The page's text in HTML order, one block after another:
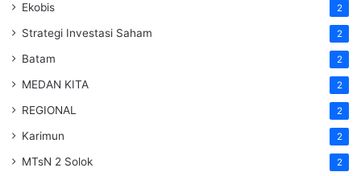
Ekobis 2
Strategi Investasi Saham 2
Batam 2
MEDAN KITA 2
REGIONAL 2
Karimun 2
MTsN 2 Solok 2